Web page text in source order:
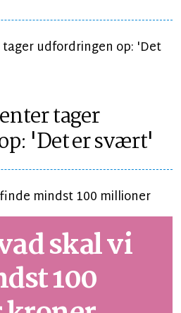
tager
'Det er svært'
skal vi
100